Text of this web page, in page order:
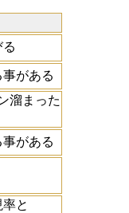
がある
溜まった
がある
と